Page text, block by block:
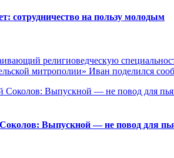
сотрудничество на пользу молодым
религиоведческую
митрополии» Иван поделился
Выпускной — не повод для